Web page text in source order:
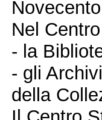
Nel
- la
- gli
della